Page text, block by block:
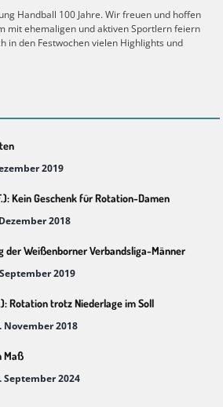
Handball 100 Jahre. Wir freuen und hoffen
mit ehemaligen und aktiven Sportlern feiern
in den Festwochen vielen Highlights und
2019
Kein Geschenk für Rotation-Damen
2018
der Weißenborner Verbandsliga-Männer
2019
Rotation trotz Niederlage im Soll
November 2018
Maß
September 2024